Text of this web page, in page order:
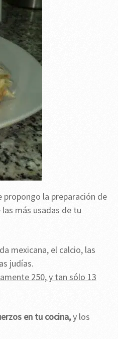
la preparación de
más usadas de tu
mexicana, el calcio, las
judías.
250, y tan sólo 13
en tu cocina,y los